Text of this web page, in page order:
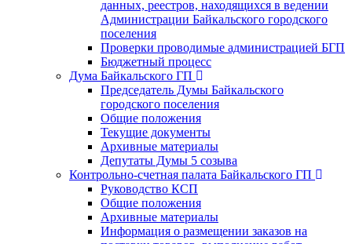
данных, реестров, находящихся в ведении
Администрации Байкальского городского
поселения
Проверки проводимые администрацией БГП
Бюджетный процесс
Дума Байкальского ГП
Председатель Думы Байкальского
городского поселения
Общие положения
Текущие документы
Архивные материалы
Депутаты Думы 5 созыва
Контрольно-счетная палата Байкальского ГП
Руководство КСП
Общие положения
Архивные материалы
Информация о размещении заказов на